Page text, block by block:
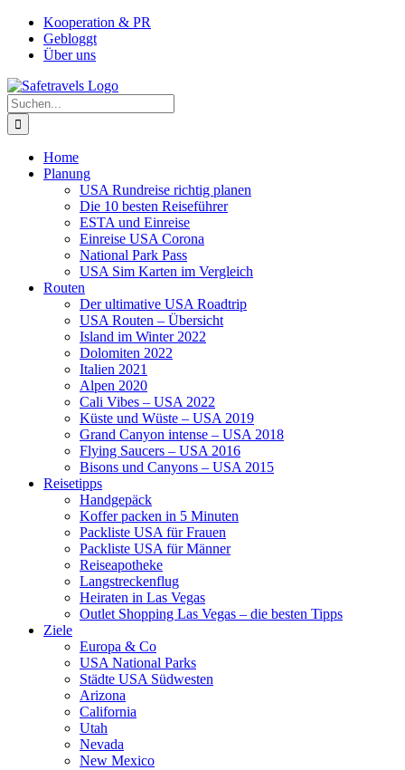
Zum
Inhalt
springen
Facebook
Instagram
YouTube
PinterestKooperation & PR
Gebloggt
Über uns
Suche
nach:
Home
Planung
USA Rundreise richtig planen
Die 10 besten Reiseführer
ESTA und Einreise
Einreise USA Corona
National Park Pass
USA Sim Karten im Vergleich
Routen
Der ultimative USA Roadtrip
USA Routen – Übersicht
Island im Winter 2022
Dolomiten 2022
Italien 2021
Alpen 2020
Cali Vibes – USA 2022
Küste und Wüste – USA 2019
Grand Canyon intense – USA 2018
Flying Saucers – USA 2016
Bisons und Canyons – USA 2015
Reisetipps
Handgepäck
Koffer packen in 5 Minuten
Packliste USA für Frauen
Packliste USA für Männer
Reiseapotheke
Langstreckenflug
Heiraten in Las Vegas
Outlet Shopping Las Vegas – die besten Tipps
Ziele
Europa & Co
USA National Parks
Städte USA Südwesten
Arizona
California
Utah
Nevada
New Mexico